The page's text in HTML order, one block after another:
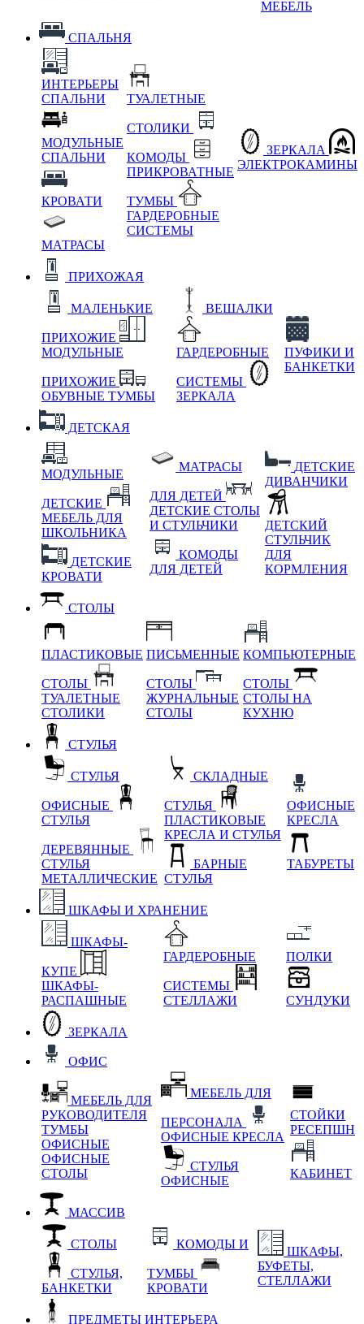
МЕБЕЛЬ
СПАЛЬНЯ
ИНТЕРЬЕРЫ
СПАЛЬНИ
МОДУЛЬНЫЕ
СПАЛЬНИ
КРОВАТИ
МАТРАСЫ
ТУАЛЕТНЫЕ
СТОЛИКИ
КОМОДЫ
ПРИКРОВАТНЫЕ
ТУМБЫ
ГАРДЕРОБНЫЕ
СИСТЕМЫ
ЗЕРКАЛА
ЭЛЕКТРОКАМИНЫ
ПРИХОЖАЯ
МАЛЕНЬКИЕ
ПРИХОЖИЕ
МОДУЛЬНЫЕ
ПРИХОЖИЕ
ОБУВНЫЕ ТУМБЫ
ВЕШАЛКИ
ГАРДЕРОБНЫЕ
СИСТЕМЫ
ЗЕРКАЛА
ПУФИКИ И
БАНКЕТКИ
ДЕТСКАЯ
МОДУЛЬНЫЕ
ДЕТСКИЕ
МЕБЕЛЬ ДЛЯ
ШКОЛЬНИКА
ДЕТСКИЕ
КРОВАТИ
МАТРАСЫ
ДЛЯ ДЕТЕЙ
ДЕТСКИЕ СТОЛЫ
И СТУЛЬЧИКИ
КОМОДЫ
ДЛЯ ДЕТЕЙ
ДЕТСКИЕ
ДИВАНЧИКИ
ДЕТСКИЙ
СТУЛЬЧИК
ДЛЯ
КОРМЛЕНИЯ
СТОЛЫ
ПЛАСТИКОВЫЕ
СТОЛЫ
ТУАЛЕТНЫЕ
СТОЛИКИ
ПИСЬМЕННЫЕ
СТОЛЫ
ЖУРНАЛЬНЫЕ
СТОЛЫ
КОМПЬЮТЕРНЫЕ
СТОЛЫ
СТОЛЫ НА
КУХНЮ
СТУЛЬЯ
СТУЛЬЯ
ОФИСНЫЕ
СТУЛЬЯ
ДЕРЕВЯННЫЕ
СТУЛЬЯ
МЕТАЛЛИЧЕСКИЕ
СКЛАДНЫЕ
СТУЛЬЯ
ПЛАСТИКОВЫЕ
КРЕСЛА И СТУЛЬЯ
БАРНЫЕ
СТУЛЬЯ
ОФИСНЫЕ
КРЕСЛА
ТАБУРЕТЫ
ШКАФЫ И ХРАНЕНИЕ
ШКАФЫ-
КУПЕ
ШКАФЫ-
РАСПАШНЫЕ
ГАРДЕРОБНЫЕ
СИСТЕМЫ
СТЕЛЛАЖИ
ПОЛКИ
СУНДУКИ
ЗЕРКАЛА
ОФИС
МЕБЕЛЬ ДЛЯ
РУКОВОДИТЕЛЯ
ТУМБЫ
ОФИСНЫЕ
ОФИСНЫЕ
СТОЛЫ
МЕБЕЛЬ ДЛЯ
ПЕРСОНАЛА
ОФИСНЫЕ КРЕСЛА
СТУЛЬЯ
ОФИСНЫЕ
СТОЙКИ
РЕСЕПШН
КАБИНЕТ
МАССИВ
СТОЛЫ
СТУЛЬЯ,
БАНКЕТКИ
КОМОДЫ И
ТУМБЫ
КРОВАТИ
ШКАФЫ,
БУФЕТЫ,
СТЕЛЛАЖИ
ПРЕДМЕТЫ ИНТЕРЬЕРА